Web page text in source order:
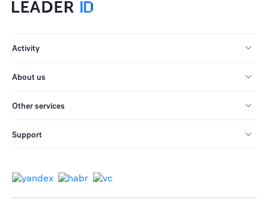
Activity
About us
Other services
Support